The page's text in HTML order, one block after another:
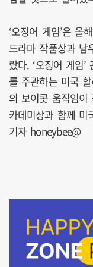
‘오징어 게임’은 올
드라마 작품상과 남
랐다. ‘오징어 게임
를 주관하는 미국
의 보이콧 움직임이
카데미상과 함께 미
기자 honeybee@